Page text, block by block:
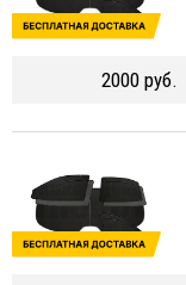
2000 руб.